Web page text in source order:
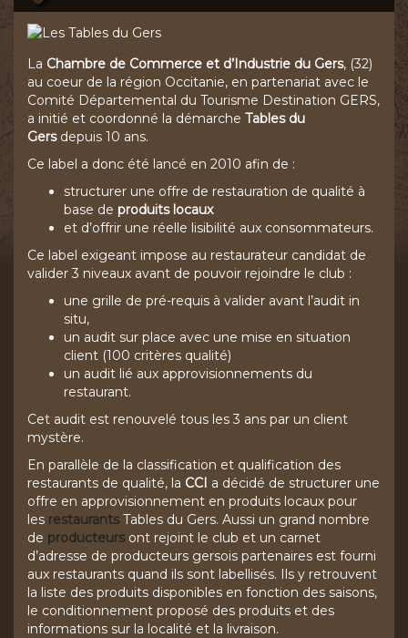
La Chambre de Commerce et d’Industrie du Gers, (32)
au coeur de la région Occitanie, en partenariat avec le
Comité Départemental du Tourisme Destination GERS,
a initié et coordonné la démarche Tables du
Gersdepuis 10 ans.
Ce label a donc été lancé en 2010 afin de :
structurer une offre de restauration de qualité à
base de produits locaux
et d’offrir une réelle lisibilité aux consommateurs.
Ce label exigeant impose au restaurateur candidat de
valider 3 niveaux avant de pouvoir rejoindre le club :
une grille de pré-requis à valider avant l’audit in
situ,
un audit sur place avec une mise en situation
client (100 critères qualité)
un audit lié aux approvisionnements du
restaurant.
Cet audit est renouvelé tous les 3 ans par un client
mystère.
En parallèle de la classification et qualification des
restaurants de qualité, la CCI a décidé de structurer une
offre en approvisionnement en produits locaux pour
les restaurantsTables du Gers. Aussi un grand nombre
de producteursont rejoint le club et un carnet
d’adresse de producteurs gersois partenaires est fourni
aux restaurants quand ils sont labellisés. Ils y retrouvent
la liste des produits disponibles en fonction des saisons,
le conditionnement proposé des produits et des
informations sur la localité et la livraison.